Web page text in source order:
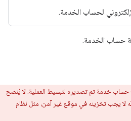
لحساب الخدمة.
حساب الخدمة.
حساب خدمة تم تصديره لتبسيط العملية. لا يُنصح
لا يجب تخزينه في موقع غير آمن، مثل نظام